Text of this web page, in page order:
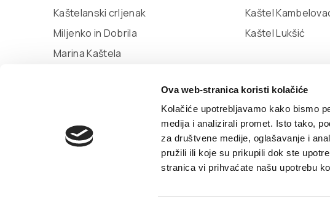
Ova web-stranica koristi kolačiće
Kolačiće upotrebljavamo kako bismo
medija i analizirali promet. Isto tako,
za društvene medije, oglašavanje i
pružili ili koje su prikupili dok ste
stranica vi prihvaćate našu upotrebu
Kaštelanski crljenak
Miljenko in Dobrila
Marina Kaštela
Kaštel
Kaštel Lukšić
© TZ Kastela 2022 Izjava o dostopnosti Politika